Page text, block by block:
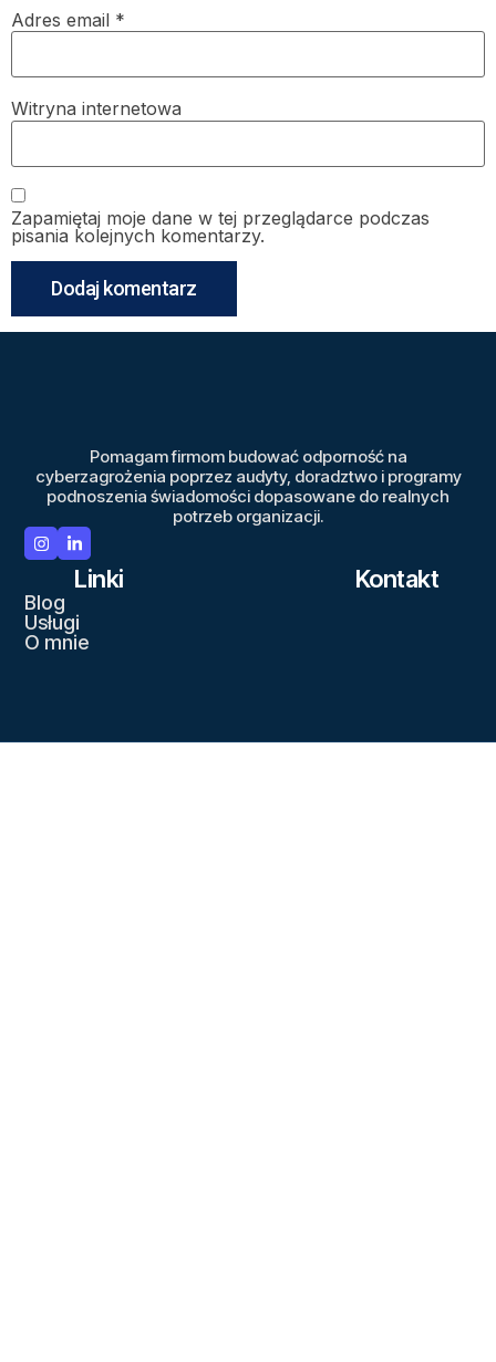
Adres email *
Witryna internetowa
Zapamiętaj moje dane w tej przeglądarce podczas
pisania kolejnych komentarzy.
Pomagam firmom budować odporność na
cyberzagrożenia poprzez audyty, doradztwo i programy
podnoszenia świadomości dopasowane do realnych
potrzeb organizacji.
Linki
Blog
Usługi
O mnie
Kontakt